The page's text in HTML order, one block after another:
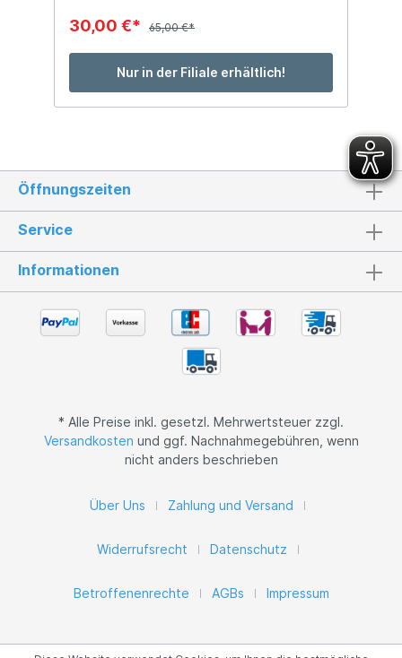
30,00 €* 65,00 €*
Nur in der Filiale erhältlich!
Öffnungszeiten
Service
Informationen
* Alle Preise inkl. gesetzl. Mehrwertsteuer zzgl.
Versandkosten und ggf. Nachnahmegebühren, wenn
nicht anders beschrieben
Über Uns Zahlung und Versand
Widerrufsrecht Datenschutz
Betroffenenrechte AGBs Impressum